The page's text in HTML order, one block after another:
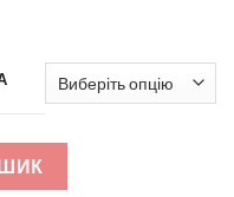
ВЕ-160 кількість